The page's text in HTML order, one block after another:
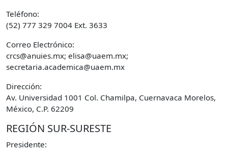
Teléfono:
(52) 777 329 7004 Ext. 3633
Correo Electrónico:
crcs@anuies.mx; elisa@uaem.mx;
secretaria.academica@uaem.mx
Dirección:
Av. Universidad 1001 Col. Chamilpa, Cuernavaca Morelos,
México, C.P. 62209
REGIÓN SUR-SURESTE
Presidente: